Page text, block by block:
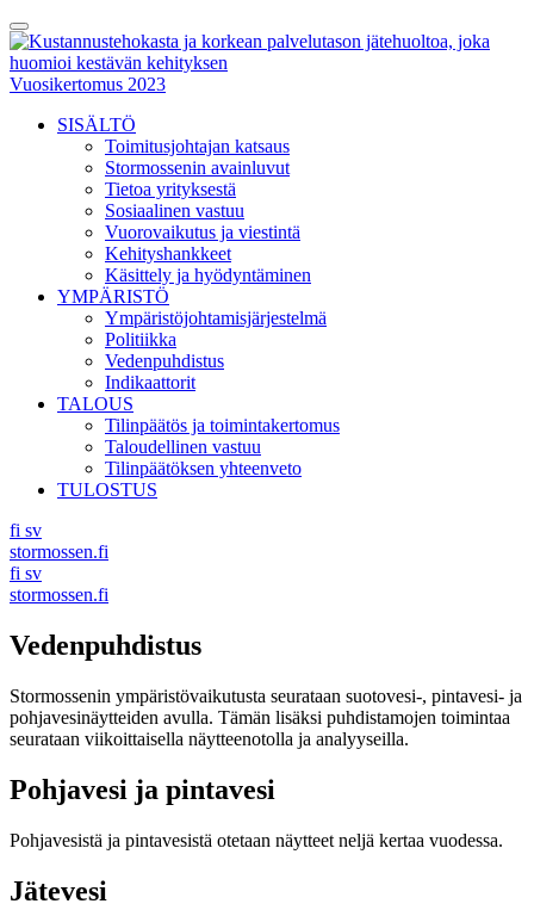
Skip
to
content
Toggle
Menu
Vuosikertomus 2023
SISÄLTÖ
Toimitusjohtajan katsaus
Stormossenin avainluvut
Tietoa yrityksestä
Sosiaalinen vastuu
Vuorovaikutus ja viestintä
Kehityshankkeet
Käsittely ja hyödyntäminen
YMPÄRISTÖ
Ympäristöjohtamisjärjestelmä
Politiikka
Vedenpuhdistus
Indikaattorit
TALOUS
Tilinpäätös ja toimintakertomus
Taloudellinen vastuu
Tilinpäätöksen yhteenveto
TULOSTUS
fi sv
stormossen.fi
fi sv
stormossen.fi
Vedenpuhdistus
Stormossenin ympäristövaikutusta seurataan suotovesi-, pintavesi- ja
pohjavesinäytteiden avulla. Tämän lisäksi puhdistamojen toimintaa
seurataan viikoittaisella näytteenotolla ja analyyseilla.
Pohjavesi ja pintavesi
Pohjavesistä ja pintavesistä otetaan näytteet neljä kertaa vuodessa.
Jätevesi